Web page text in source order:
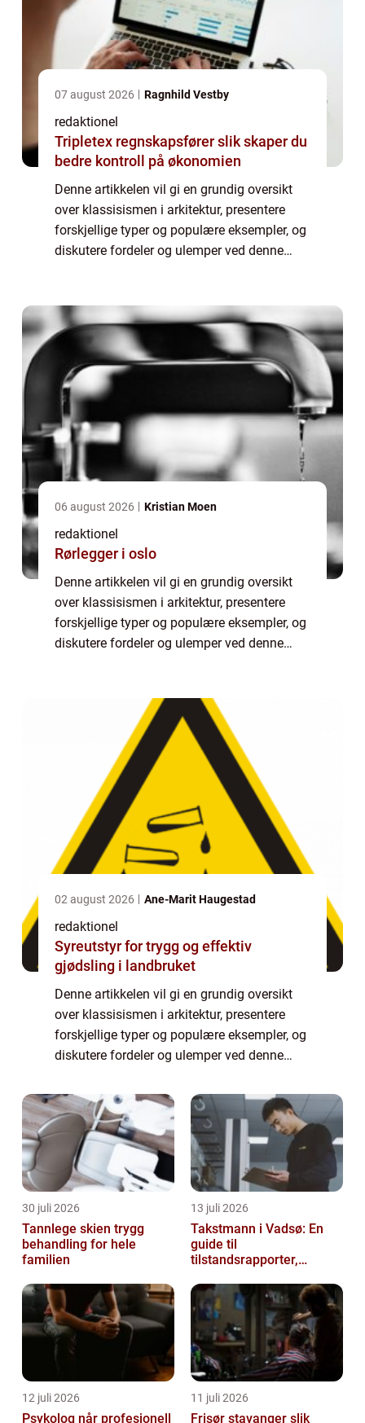
07 august 2026 Ragnhild Vestby
redaktionel
Tripletex regnskapsfører slik skaper du
bedre kontroll på økonomien
Denne artikkelen vil gi en grundig oversikt
over klassisismen i arkitektur, presentere
forskjellige typer og populære eksempler, og
diskutere fordeler og ulemper ved denne
06 august 2026 Kristian Moen
redaktionel
Rørlegger i oslo
Denne artikkelen vil gi en grundig oversikt
over klassisismen i arkitektur, presentere
forskjellige typer og populære eksempler, og
diskutere fordeler og ulemper ved denne
02 august 2026 Ane-Marit Haugestad
redaktionel
Syreutstyr for trygg og effektiv
gjødsling i landbruket
Denne artikkelen vil gi en grundig oversikt
over klassisismen i arkitektur, presentere
forskjellige typer og populære eksempler, og
diskutere fordeler og ulemper ved denne
arkitektur Klassisismen i arkitektur o...
30 juli 2026
Tannlege skien trygg
behandling for hele
familien
13 juli 2026
Takstmann i Vadsø: En
guide til
tilstandsrapporter,
eiendomsvurdering i Øst-
Finnmark
12 juli 2026
Psykolog når profesjonell
11 juli 2026
Frisør stavanger slik